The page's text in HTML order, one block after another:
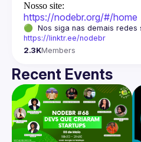
Nosso site:
https://nodebr.org/#/home
https://linktr.ee/nodebr
2.3KMembers
Recent Events